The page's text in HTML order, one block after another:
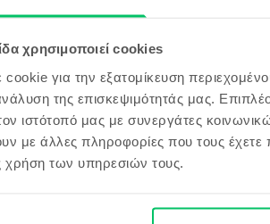
χρησιμοποιεί cookies
cookie για την εξατομίκευση
της επισκεψιμότητάς μας.
τον ιστότοπό μας με συνεργάτες
με άλλες πληροφορίες που τους
των υπηρεσιών τους.
Προϊόντα